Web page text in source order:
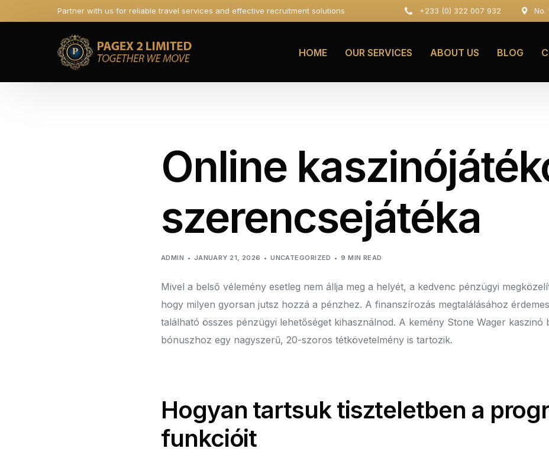
Partner with us for reliable travel services and effective recruitment solutions +233 (0) 322 007 932 No.
HOME OUR SERVICES ABOUT US BLOG
Online
szerencsejátéka
ADMIN JANUARY 21, 2026 UNCATEGORIZED 9 MIN READ
Mivel a belső vélemény esetleg nem állja meg a helyét, a kedvenc pénzügyi
hogy milyen gyorsan jutsz hozzá a pénzhez. A finanszírozás megtalálásához
található összes pénzügyi lehetőséget kihasználnod. A kemény Stone Wager kaszinó
bónuszhoz egy nagyszerű, 20-szoros tétkövetelmény is tartozik.
Hogyan tartsuk tiszteletben a
funkcióit